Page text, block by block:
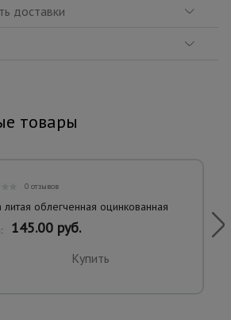
доставки
товары
0 отзывов
литая облегченная оцинкованная
145.00 руб.
Купить